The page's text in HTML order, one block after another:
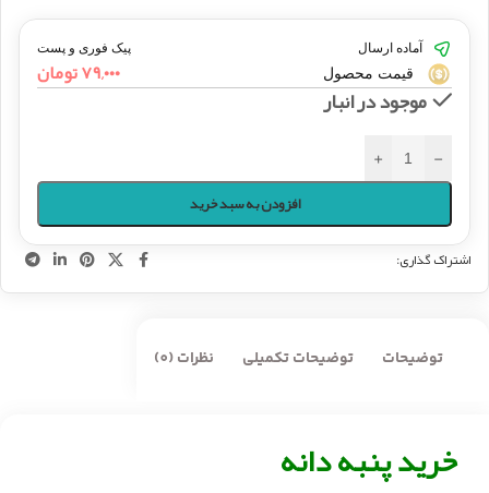
آماده ارسال پیک فوری و پست
قیمت محصول ۷۹,۰۰۰تومان
موجود در انبار
-
+
افزودن به سبد خرید
اشتراک گذاری:
توضیحات توضیحات تکمیلی نظرات (0)
خرید پنبه‌ دانه